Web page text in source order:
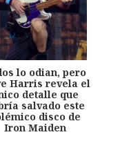
lo odian, pero
Harris revela el
detalle que
salvado este
disco de
Iron Maiden